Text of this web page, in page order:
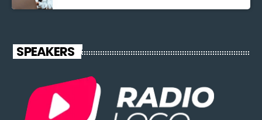
SPEAKERS